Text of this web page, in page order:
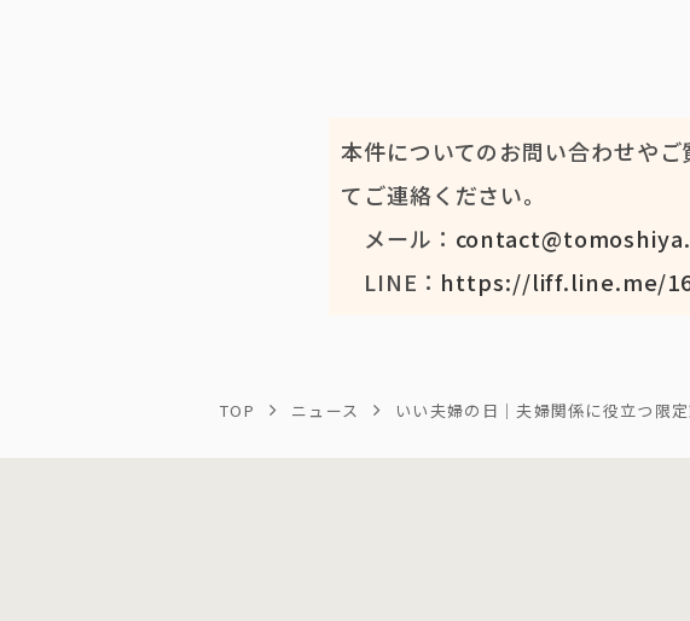
本件についてのお問い合わせや
てご連絡ください。
メール：
LINE： https://liff.line.me/
TOP ニュース いい夫婦の日｜夫婦関係に役立つ限